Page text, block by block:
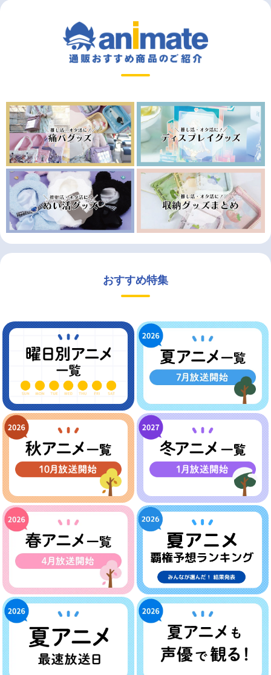
おすすめ特集